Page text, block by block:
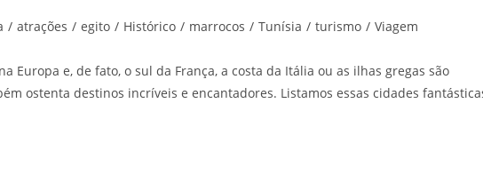
/ atrações / egito / Histórico / marrocos / Tunísia / turismo / Viagem
Europa e, de fato, o sul da França, a costa da Itália ou as ilhas gregas são
ostenta destinos incríveis e encantadores. Listamos essas cidades